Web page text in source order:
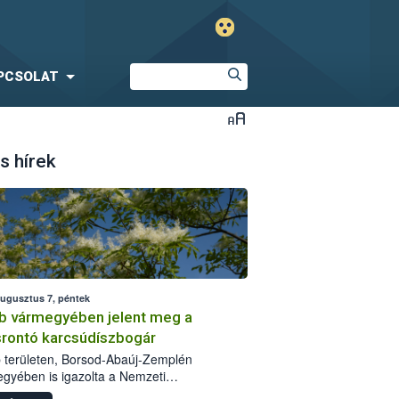
hírek
7, péntek
vármegyében jelent meg a
karcsúdíszbogár
területen, Borsod-Abaúj-Zemplén
is igazolta a Nemzeti
biztonsági Hivatal (Nébih) a